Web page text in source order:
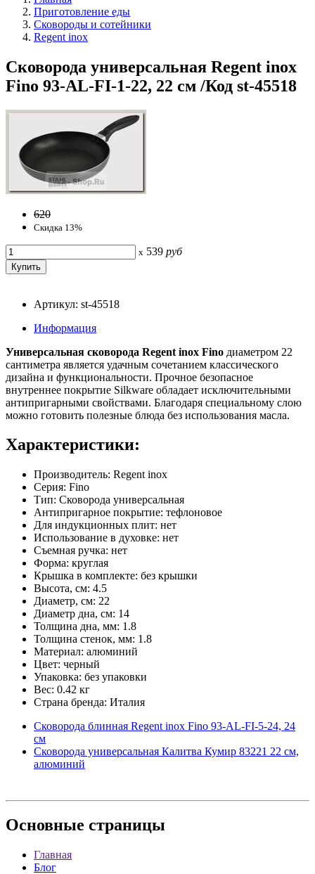
Приготовление еды
Сковороды и сотейники
Regent inox
Сковорода универсальная Regent inox
Fino 93-AL-FI-1-22, 22 см /Код st-45518
620
Скидка 13%
x 539 руб
Артикул: st-45518
Информация
Универсальная сковорода Regent inox Fino диаметром 22
сантиметра является удачным сочетанием классического
дизайна и функциональности. Прочное безопасное
внутреннее покрытие Silkware обладает исключительными
антипригарными свойствами. Благодаря специальному слою
можно готовить полезные блюда без использования масла.
Характеристики:
Производитель: Regent inox
Серия: Fino
Тип: Сковорода универсальная
Антипригарное покрытие: тефлоновое
Для индукционных плит: нет
Использование в духовке: нет
Съемная ручка: нет
Форма: круглая
Крышка в комплекте: без крышки
Высота, см: 4.5
Диаметр, см: 22
Диаметр дна, см: 14
Толщина дна, мм: 1.8
Толщина стенок, мм: 1.8
Материал: алюминий
Цвет: черный
Упаковка: без упаковки
Вес: 0.42 кг
Страна бренда: Италия
Сковорода блинная Regent inox Fino 93-AL-FI-5-24, 24
см
Сковорода универсальная Калитва Кумир 83221 22 см,
алюминий
Основные страницы
Главная
Блог